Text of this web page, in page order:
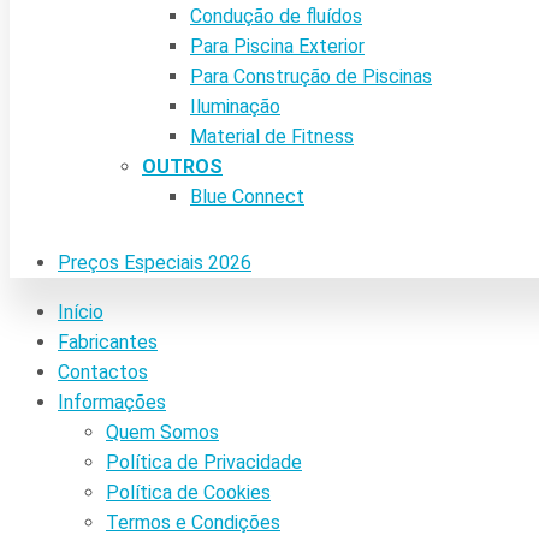
Condução de fluídos
Para Piscina Exterior
Para Construção de Piscinas
Iluminação
Material de Fitness
OUTROS
Blue Connect
Preços Especiais 2026
Início
Fabricantes
Contactos
Informações
Quem Somos
Política de Privacidade
Política de Cookies
Termos e Condições